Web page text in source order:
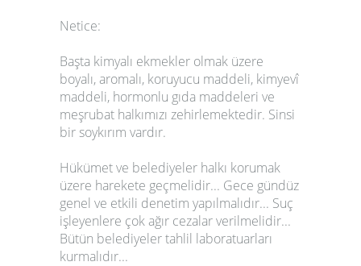
Netice:
Başta kimyalı ekmekler olmak üzere
boyalı, aromalı, koruyucu maddeli, kimyevî
maddeli, hormonlu gıda maddeleri ve
meşrubat halkımızı zehirlemektedir. Sinsi
bir soykırım vardır.
Hükümet ve belediyeler halkı korumak
üzere harekete geçmelidir... Gece gündüz
genel ve etkili denetim yapılmalıdır... Suç
işleyenlere çok ağır cezalar verilmelidir...
Bütün belediyeler tahlil laboratuarları
kurmalıdır...